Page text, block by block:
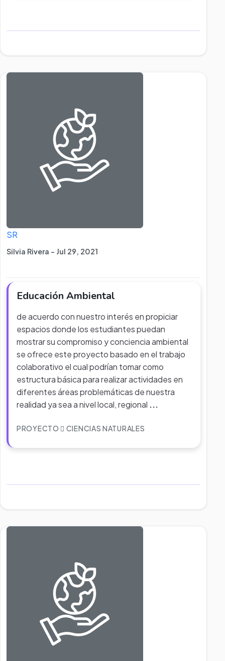
SR
Silvia Rivera - Jul 29, 2021
Educación Ambiental
de acuerdo con nuestro interés en propiciar
espacios donde los estudiantes puedan
mostrar su compromiso y conciencia ambiental
se ofrece este proyecto basado en el trabajo
colaborativo el cual podrían tomar como
estructura básica para realizar actividades en
diferentes áreas problemáticas de nuestra
realidad ya sea a nivel local, regional ...
PROYECTO CIENCIAS NATURALES